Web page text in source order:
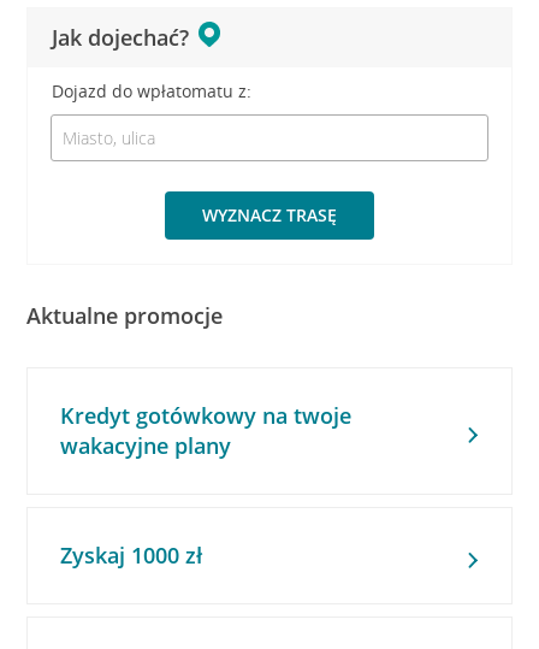
Jak dojechać?
Dojazd do wpłatomatu z:
WYZNACZ TRASĘ
Aktualne promocje
Kredyt gotówkowy na twoje
wakacyjne plany
Zyskaj 1000 zł